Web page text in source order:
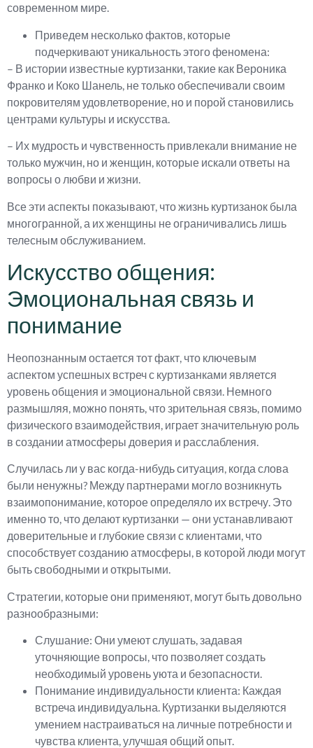
современном мире.
Приведем несколько фактов, которые
подчеркивают уникальность этого феномена:
– В истории известные куртизанки, такие как Вероника
Франко и Коко Шанель, не только обеспечивали своим
покровителям удовлетворение, но и порой становились
центрами культуры и искусства.
– Их мудрость и чувственность привлекали внимание не
только мужчин, но и женщин, которые искали ответы на
вопросы о любви и жизни.
Все эти аспекты показывают, что жизнь куртизанок была
многогранной, а их женщины не ограничивались лишь
телесным обслуживанием.
Искусство общения:
Эмоциональная связь и
понимание
Неопознанным остается тот факт, что ключевым
аспектом успешных встреч с куртизанками является
уровень общения и эмоциональной связи. Немного
размышляя, можно понять, что зрительная связь, помимо
физического взаимодействия, играет значительную роль
в создании атмосферы доверия и расслабления.
Случилась ли у вас когда-нибудь ситуация, когда слова
были ненужны? Между партнерами могло возникнуть
взаимопонимание, которое определяло их встречу. Это
именно то, что делают куртизанки — они устанавливают
доверительные и глубокие связи с клиентами, что
способствует созданию атмосферы, в которой люди могут
быть свободными и открытыми.
Стратегии, которые они применяют, могут быть довольно
разнообразными:
Слушание: Они умеют слушать, задавая
уточняющие вопросы, что позволяет создать
необходимый уровень уюта и безопасности.
Понимание индивидуальности клиента: Каждая
встреча индивидуальна. Куртизанки выделяются
умением настраиваться на личные потребности и
чувства клиента, улучшая общий опыт.